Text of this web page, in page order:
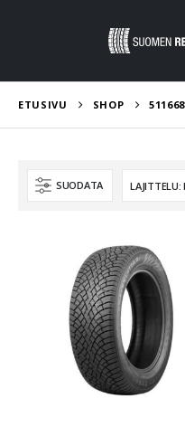
ETUSIVU SHOP 511668
SUODATA